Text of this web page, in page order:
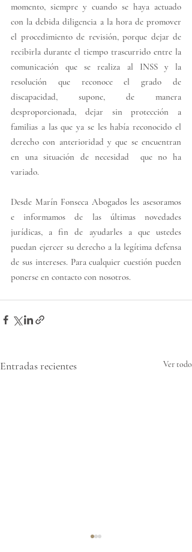
momento, siempre y cuando se haya actuado
con la debida diligencia a la hora de promover
el procedimiento de revisión, porque dejar de
recibirla durante el tiempo trascurrido entre la
comunicación que se realiza al INSS y la
resolución que reconoce el grado de
discapacidad, supone, de manera
desproporcionada, dejar sin protección a
familias a las que ya se les había reconocido el
derecho con anterioridad y que se encuentran
en una situación de necesidad  que no ha
variado.
Desde Marín Fonseca Abogados les asesoramos
e informamos de las últimas novedades
jurídicas, a fin de ayudarles a que ustedes
puedan ejercer su derecho a la legítima defensa
de sus intereses. Para cualquier cuestión pueden
ponerse en contacto con nosotros.
Entradas recientes Ver todo